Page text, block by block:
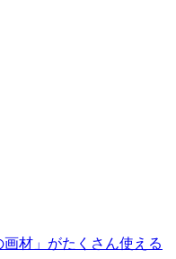
材」がたくさん使える